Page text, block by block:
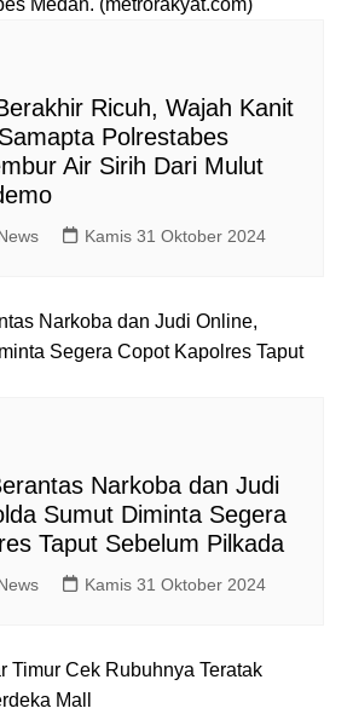
Ricuh, Wajah Kanit
Polrestabes
Air Sirih Dari Mulut
Kamis 31 Oktober 2024
Narkoba dan Judi
Sumut Diminta Segera
Taput Sebelum Pilkada
Kamis 31 Oktober 2024